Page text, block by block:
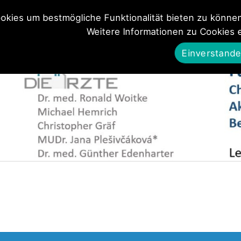
COVID-19 / Erkältungsinfekte Aktuelles
um bestmögliche Funktionalität bieten zu
Weitere Informationen zu Cookies